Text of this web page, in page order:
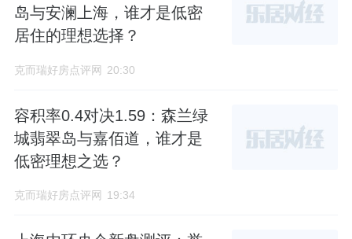
岛与安澜上海，谁才是低密
居住的理想选择？
克而瑞好房点评网 20:30
容积率0.4对决1.59：森兰绿
城翡翠岛与嘉佰道，谁才是
低密理想之选？
克而瑞好房点评网 19:34